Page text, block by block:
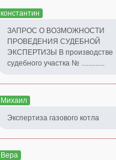
константин
ЗАПРОС О ВОЗМОЖНОСТИ
ПРОВЕДЕНИЯ СУДЕБНОЙ
ЭКСПЕРТИЗЫ В производстве
судебного участка № .............
Михаил
Экспертиза газового котла
Вера